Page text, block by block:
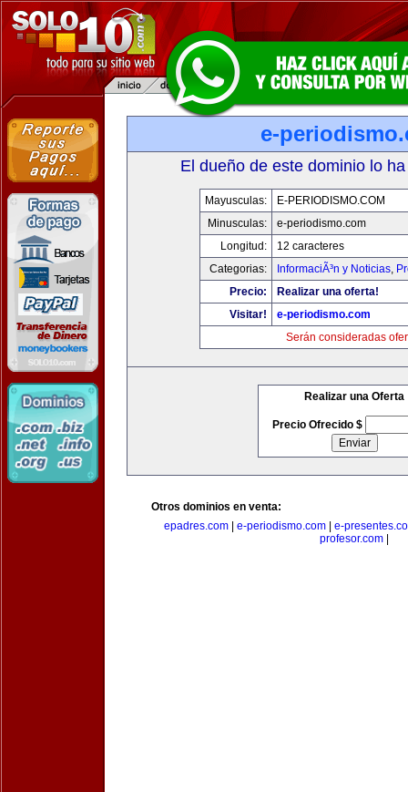
e-
El dueño de este dominio lo
Mayusculas:
E-PERIODISMO.COM
Minusculas:
e-periodismo.com
Longitud:
12 caracteres
Categorias:
InformaciÃ³n y Noticias,
Precio:
Realizar una oferta!
Visitar!
e-periodismo.com
Serán consideradas
Realizar una Oferta
Precio Ofrecido $
Otros dominios en venta:
epadres.com
e-periodismo.com
e-
profesor.com